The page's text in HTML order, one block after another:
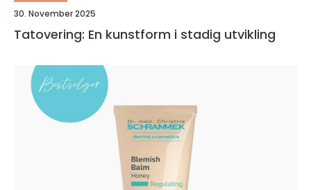
30. November 2025
Tatovering: En kunstform i stadig utvikling